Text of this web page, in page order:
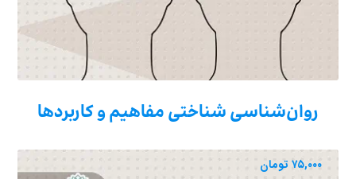
روان‌شناسی شناختی مفاهیم و کاربردها
۷۵,۰۰۰ تومان